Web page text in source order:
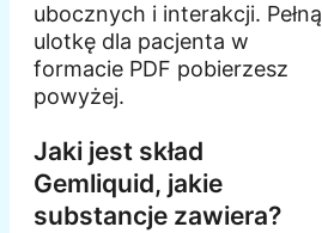
ubocznych i interakcji. Pełną
ulotkę dla pacjenta w
formacie PDF pobierzesz
powyżej.
Jaki jest skład
Gemliquid, jakie
substancje zawiera?